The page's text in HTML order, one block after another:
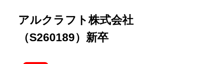
アルクラフト株式会社
（S260189）新卒